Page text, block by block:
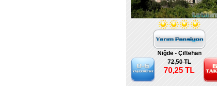
Niğde - Çiftehan
72,50 TL
70,25 TL